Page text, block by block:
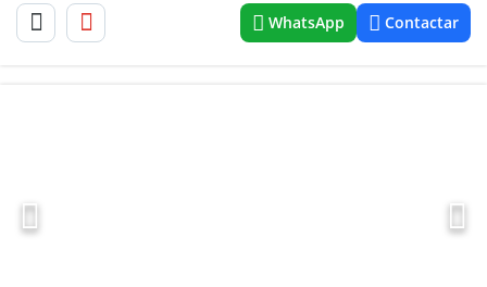
WhatsApp Contactar